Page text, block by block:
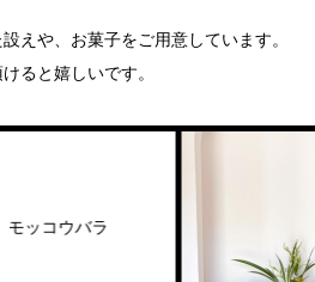
えや、お菓子をご用意しています。
ると嬉しいです。
コウバラ